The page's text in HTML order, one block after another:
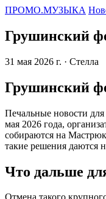
ПРОМО.МУЗЫКА
Грушинский
31 мая 2026 г. · Стелла
Грушинский
Печальные новости
мая 2026 года,
собираются на
такие решения даются
Что дальше